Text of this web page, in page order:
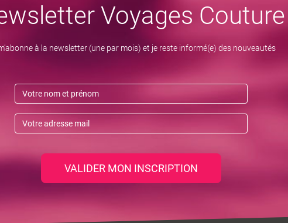
Voyages Couture
à la newsletter (une par mois) et je reste informé(e) des nouveautés
VALIDER MON INSCRIPTION